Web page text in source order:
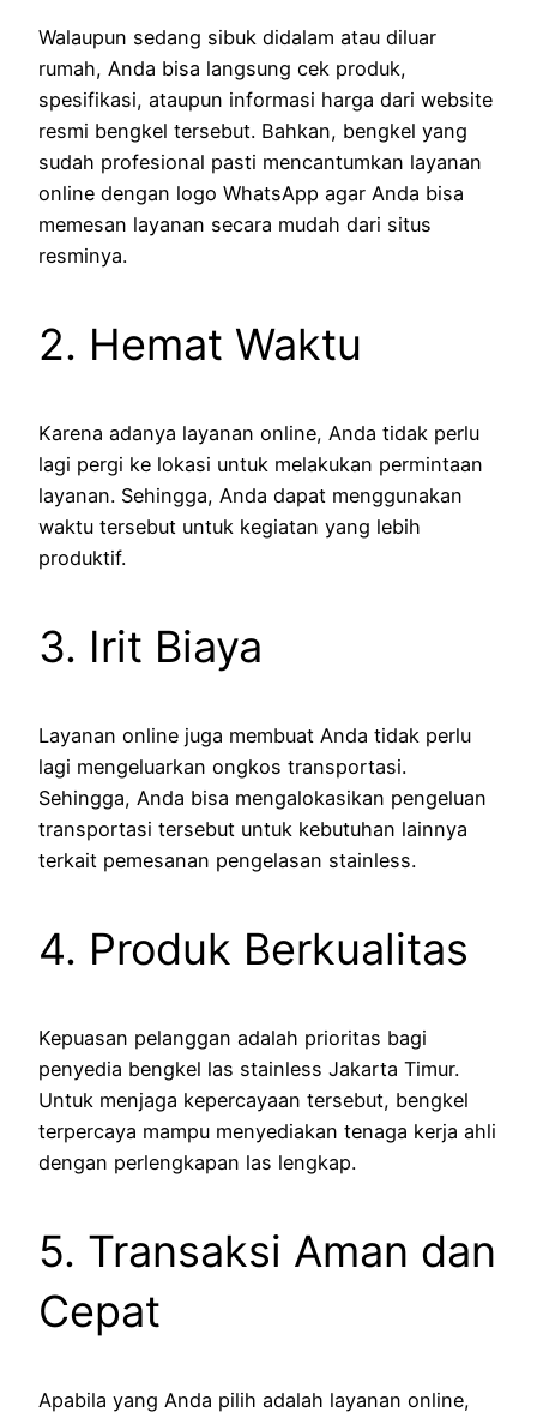
Walaupun sedang sibuk didalam atau diluar
rumah, Anda bisa langsung cek produk,
spesifikasi, ataupun informasi harga dari website
resmi bengkel tersebut. Bahkan, bengkel yang
sudah profesional pasti mencantumkan layanan
online dengan logo WhatsApp agar Anda bisa
memesan layanan secara mudah dari situs
resminya.
2. Hemat Waktu
Karena adanya layanan online, Anda tidak perlu
lagi pergi ke lokasi untuk melakukan permintaan
layanan. Sehingga, Anda dapat menggunakan
waktu tersebut untuk kegiatan yang lebih
produktif.
3. Irit Biaya
Layanan online juga membuat Anda tidak perlu
lagi mengeluarkan ongkos transportasi.
Sehingga, Anda bisa mengalokasikan pengeluan
transportasi tersebut untuk kebutuhan lainnya
terkait pemesanan pengelasan stainless.
4. Produk Berkualitas
Kepuasan pelanggan adalah prioritas bagi
penyedia bengkel las stainless Jakarta Timur.
Untuk menjaga kepercayaan tersebut, bengkel
terpercaya mampu menyediakan tenaga kerja ahli
dengan perlengkapan las lengkap.
5. Transaksi Aman dan
Cepat
Apabila yang Anda pilih adalah layanan online,